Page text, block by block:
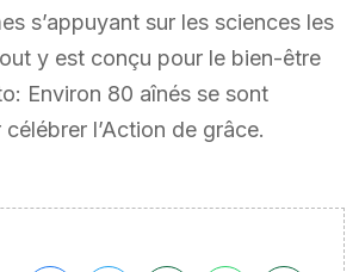
s’appuyant sur les sciences les
y est conçu pour le bien-être
Environ 80 aînés se sont
l’Action de grâce.